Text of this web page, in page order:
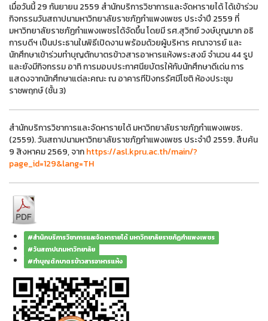
เมื่อวันนี้ 29 กันยายน 2559 สำนักบริการวิชาการและจัดหารายได้ ได้เข้าร่วม
กิจกรรมวันสถาปนามหาวิทยาลัยราชภัฏกำแพงเพชร ประจำปี 2559 ที่
มหาวิทยาลัยราชภัฏกำแพงเพชรได้จัดขึ้น โดยมี รศ.สุวิทย์ วงษ์บุญมาก อธิ
การบดีฯ เป็นประธานในพิธีเปิดงาน พร้อมด้วยผู้บริหาร คณาจารย์ และ
นักศึกษาเข้าร่วมทำบุญตักบาตรข้าวสารอาหารแห้งพระสงฆ์ จำนวน 44 รูป
และยังมีกิจกรรม อาทิ การมอบประกาศนียบัตรให้กับนักศึกษาดีเด่น การ
แสดงจากนักศึกษาแต่ละคณะ ณ อาคารทีปังกรรัศมีโชติ ห้องประชุม
ราชพฤกษ์ (ชั้น 3)
สำนักบริการวิชาการและจัดหารายได้ มหาวิทยาลัยราชภัฏกำแพงเพชร.
(2559). วันสถาปนามหาวิทยาลัยราชภัฏกำแพงเพชร ประจำปี 2559. สืบค้น
9 สิงหาคม 2569, จากhttps://asl.kpru.ac.th/main/?
page_id=129&lang=TH
#สำนักบริการวิชาการและจัดหารายได้ มหาวิทยาลัยราชภัฏกำแพงเพชร
#วันสถาปนามหาวิทยาลัย
#ทำบุญตักบาตรข้าวสารอาหารแห้ง